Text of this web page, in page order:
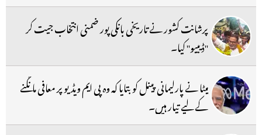
پرشانت کشور نے تاریخی بانکی پور ضمنی انتخاب جیت کر
''ڈیبیو'' کیا۔
میٹا نے پارلیمانی پینل کو بتایا کہ وہ پی ایم ویڈیو پر معافی مانگنے
کے لیے تیار ہیں۔